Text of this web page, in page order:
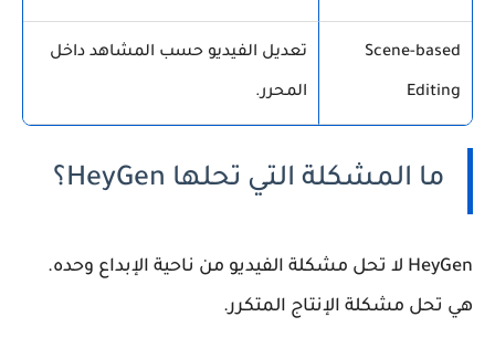
Scene-based
Editing
تعديل الفيديو حسب المشاهد داخل
المحرر.
ما المشكلة التي تحلها HeyGen؟
HeyGen لا تحل مشكلة الفيديو من ناحية الإبداع وحده.
هي تحل مشكلة الإنتاج المتكرر.